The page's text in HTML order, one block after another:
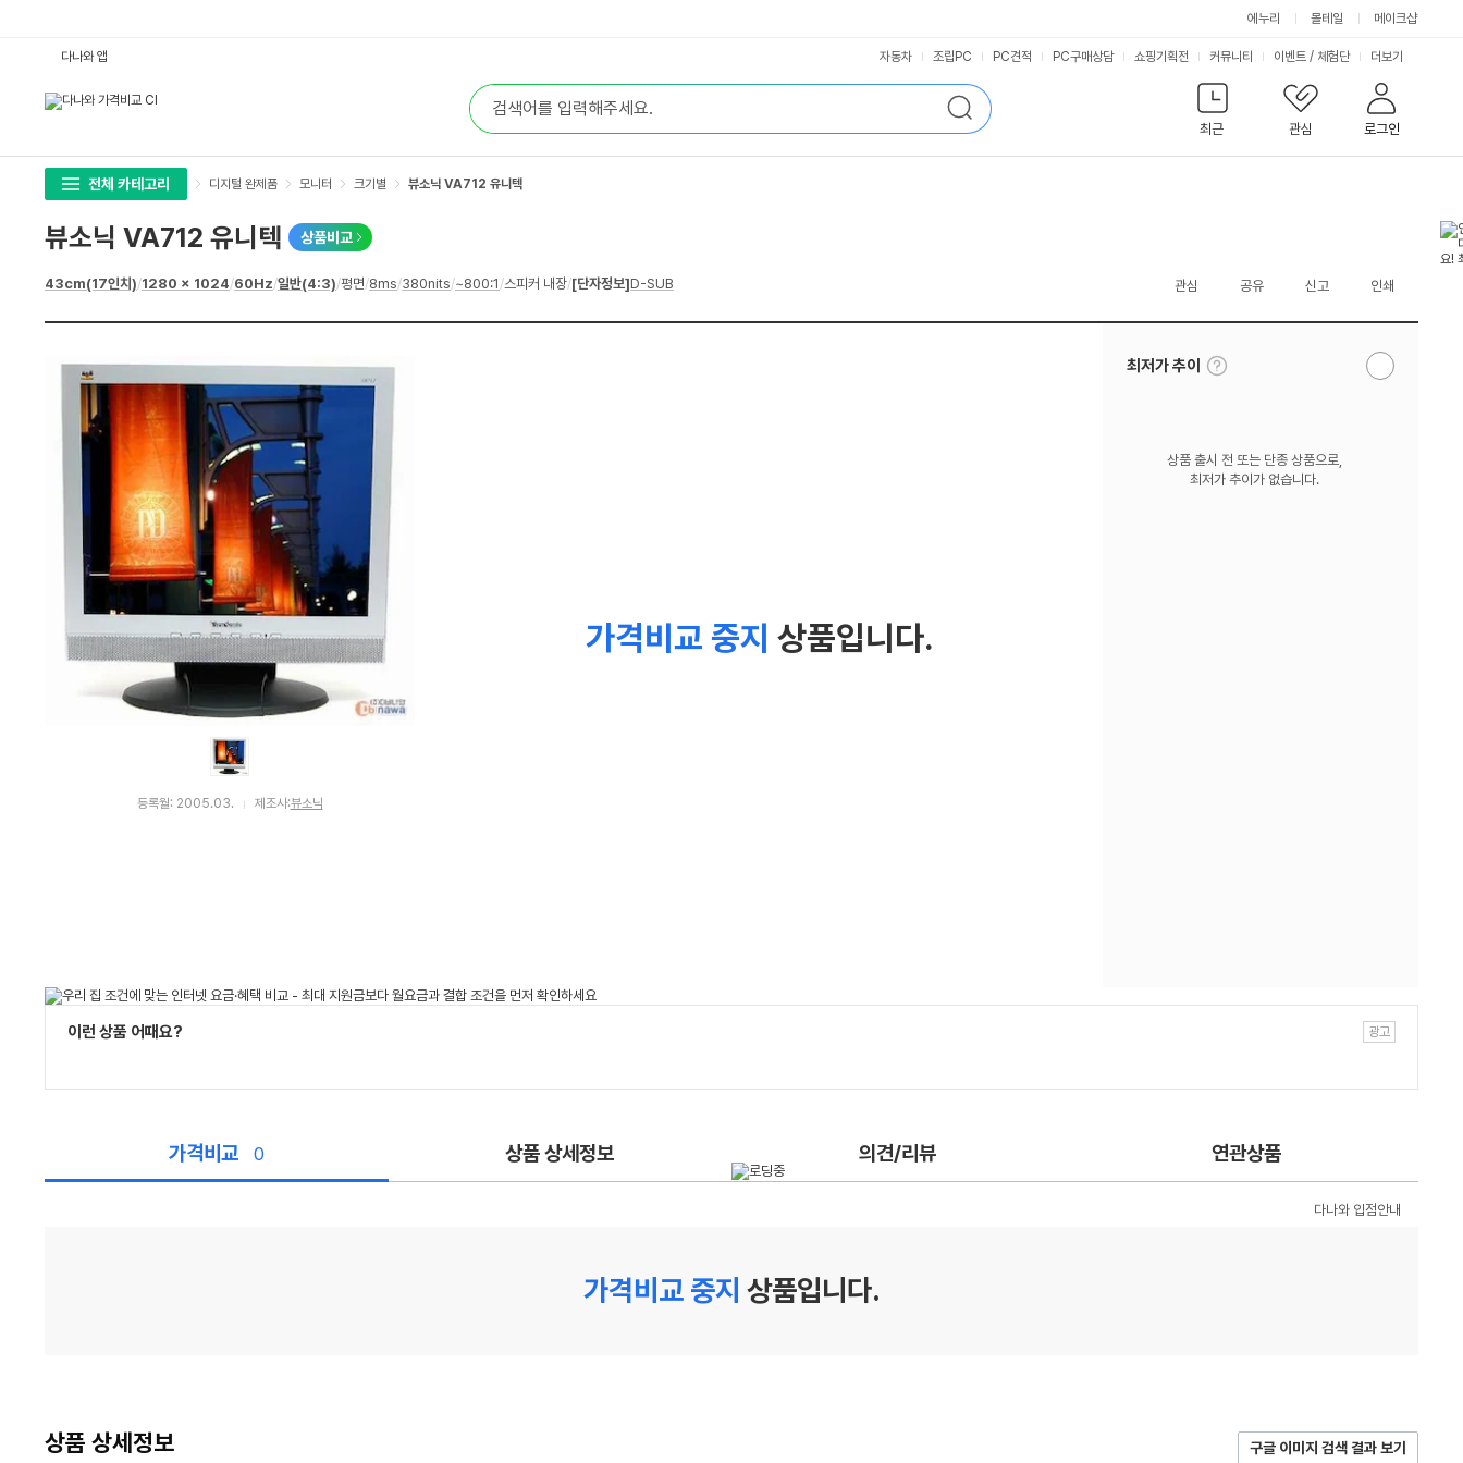
에누리 몰테일
메이크샵
합
검
색
검
색
최근
관심 로그인
다나와 앱 자동차 조립PC PC견적 PC구매상담 쇼핑기획전 커뮤니티 이벤트 / 체험단 서
비
스
더보기
전체 카테고리 디지털 완제품 모니터 크기별 뷰소닉 VA712 유니텍
뷰소닉 VA712 유니텍 상품비교
상
43cm(17인치)/1280 x 1024/60Hz/일반(4:3)/평면/8ms/380nits/~800:1 /스피커 내장/[단자정보]D-SUB 관심 공유 신고 인쇄
등록월: 2005.03. 제조사:뷰소닉
가격비교 중지 상품입니다.
최저가 추이
툴
팁
알
상품 출시 전 또는 단종 상품으로,
최저가 추이가 없습니다.
이런 상품 어때요?
가격비교 0 상품 상세정보 의견/리뷰 연관상품
다나와 입점안내
가격비교 중지 상품입니다.
상품 상세정보 구글 이미지 검색 결과 보기